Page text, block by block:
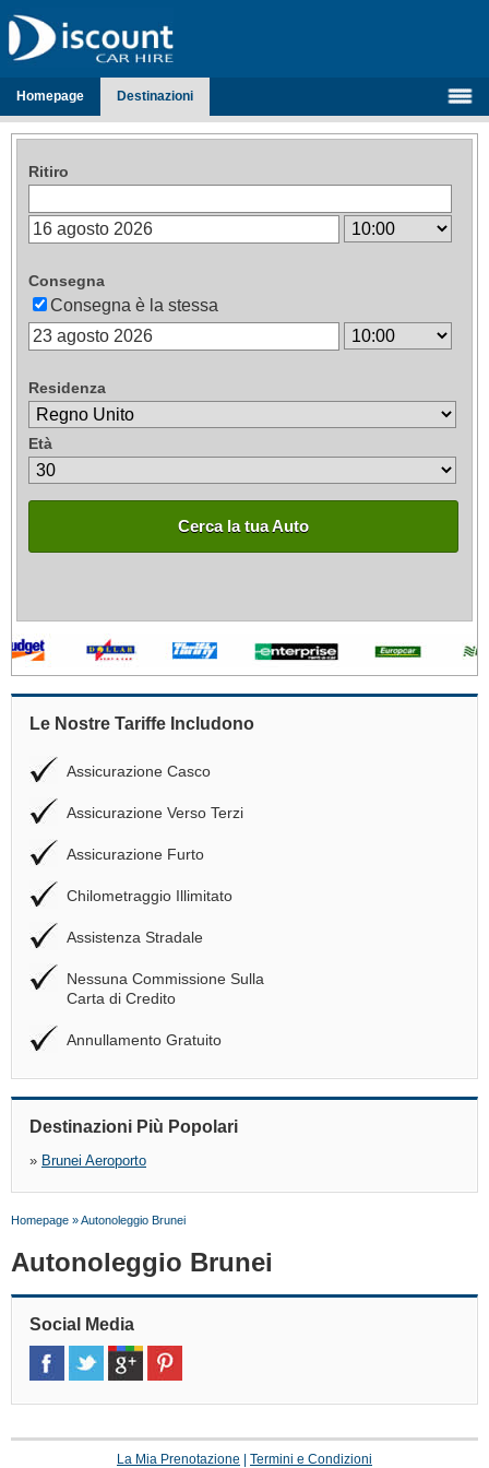
Homepage Destinazioni
Ritiro
Consegna
Consegna è la stessa
Residenza
Età
Cerca la tua Auto
Le Nostre Tariffe Includono
Assicurazione Casco
Assicurazione Verso Terzi
Assicurazione Furto
Chilometraggio Illimitato
Assistenza Stradale
Nessuna Commissione Sulla
Carta di Credito
Annullamento Gratuito
Destinazioni Più Popolari
» Brunei Aeroporto
Homepage »Autonoleggio Brunei
Autonoleggio Brunei
Social Media
La Mia Prenotazione Termini e Condizioni